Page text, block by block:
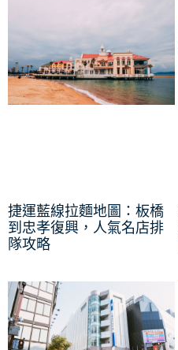
捷運藍線拉麵地圖：板橋
到忠孝復興，人氣名店排
隊攻略